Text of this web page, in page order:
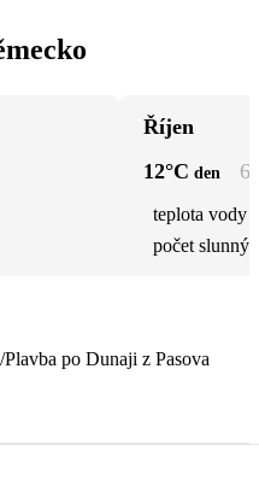
Říjen
12°C den 6
teplota vody
počet
/Plavba po Dunaji z Pasova